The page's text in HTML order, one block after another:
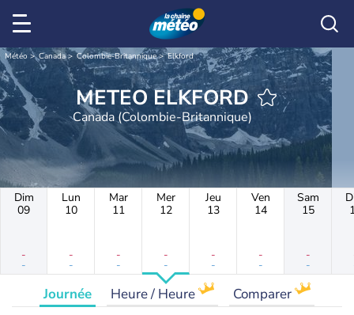
Météo Canada Colombie-Britannique Elkford
METEO ELKFORD
Canada (Colombie-Britannique)
Dim
09
-
-
Lun
10
-
-
Mar
11
-
-
Mer
12
-
-
Jeu
13
-
-
Ven
14
-
-
Sam
15
-
-
Journée Heure / Heure Comparer